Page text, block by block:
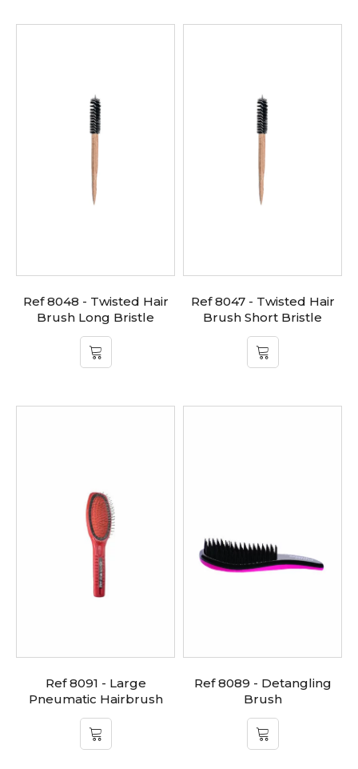
Ref 8047 - Twisted Hair
Brush Short Bristle
Ref 8048 - Twisted Hair
Brush Long Bristle
Ref 8089 - Detangling
Brush
Ref 8091 - Large
Pneumatic Hairbrush